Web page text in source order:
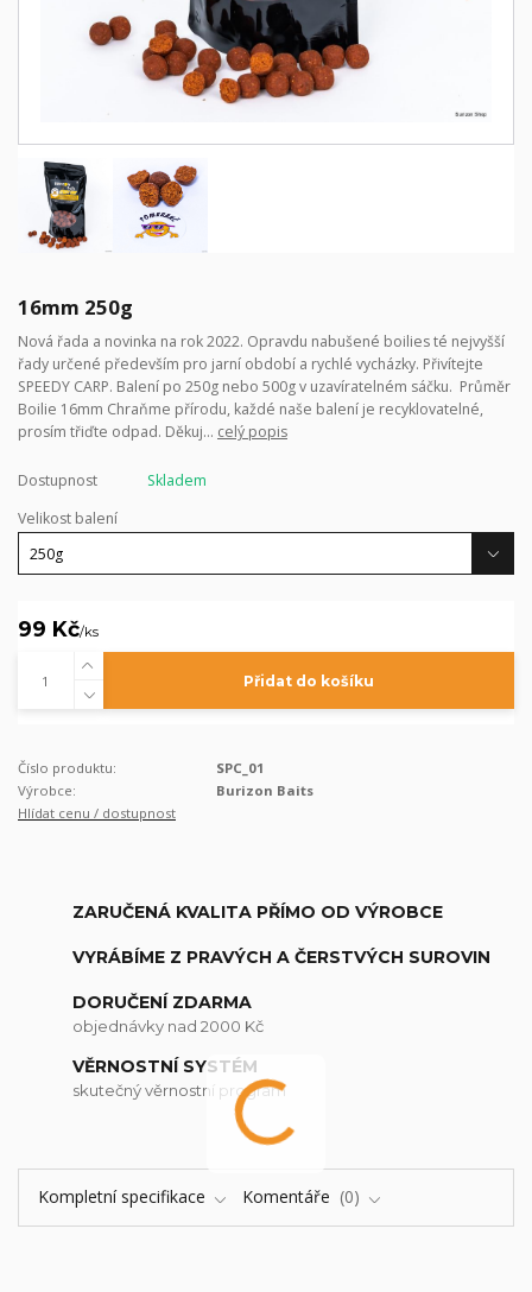
16mm 250g
Nová řada a novinka na rok 2022. Opravdu nabušené boilies té nejvyšší
řady určené především pro jarní období a rychlé vycházky. Přivítejte
SPEEDY CARP. Balení po 250g nebo 500g v uzavíratelném sáčku. Průměr
Boilie 16mm Chraňme přírodu, každé naše balení je recyklovatelné,
prosím třiďte odpad. Děkuj... celý popis
Dostupnost
Skladem
Velikost balení
99 Kč/ks
Přidat do košíku
Číslo produktu:
SPC_01
Výrobce:
Burizon Baits
Hlídat cenu / dostupnost
ZARUČENÁ KVALITA PŘÍMO OD VÝROBCE
VYRÁBÍME Z PRAVÝCH A ČERSTVÝCH SUROVIN
DORUČENÍ ZDARMA
objednávky nad 2000 Kč
VĚRNOSTNÍ SYSTÉM
skutečný věrnostní program
Kompletní specifikace Komentáře 0